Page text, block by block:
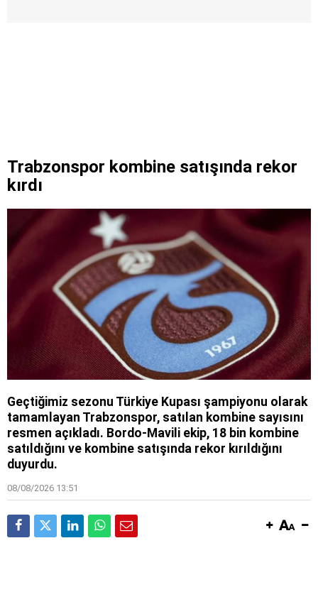
Trabzonspor kombine satışında rekor
kırdı
Geçtiğimiz sezonu Türkiye Kupası şampiyonu olarak
tamamlayan Trabzonspor, satılan kombine sayısını
resmen açıkladı. Bordo-Mavili ekip, 18 bin kombine
satıldığını ve kombine satışında rekor kırıldığını
duyurdu.
08/08/2026 13:51